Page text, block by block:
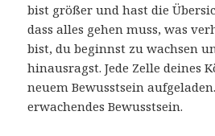
bist größer und hast die
dass alles gehen muss, was
bist, du beginnst zu wachsen
hinausragst. Jede Zelle deines
neuem Bewusstsein
erwachendes Bewusstsein.